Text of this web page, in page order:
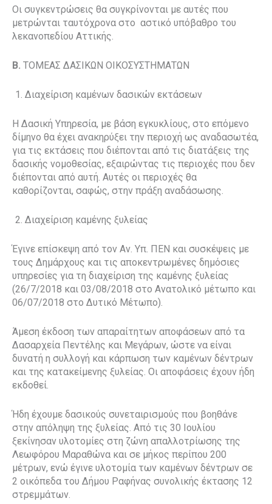
Οι συγκεντρώσεις θα συγκρίνονται με αυτές που
μετρώνται ταυτόχρονα στο αστικό υπόβαθρο του
λεκανοπεδίου Αττικής.
B. ΤΟΜΕΑΣ ΔΑΣΙΚΩΝ ΟΙΚΟΣΥΣΤΗΜΑΤΩΝ
Διαχείριση καμένων δασικών εκτάσεων
Η Δασική Υπηρεσία, με βάση εγκυκλίους, στο επόμενο
δίμηνο θα έχει ανακηρύξει την περιοχή ως αναδασωτέα,
για τις εκτάσεις που διέπονται από τις διατάξεις της
δασικής νομοθεσίας, εξαιρώντας τις περιοχές που δεν
διέπονται από αυτή. Αυτές οι περιοχές θα
καθορίζονται, σαφώς, στην πράξη αναδάσωσης.
Διαχείριση καμένης ξυλείας
Έγινε επίσκεψη από τον Αν. Υπ. ΠΕΝ και συσκέψεις με
τους Δημάρχους και τις αποκεντρωμένες δημόσιες
υπηρεσίες για τη διαχείριση της καμένης ξυλείας
(26/7/2018 και 03/08/2018 στο Ανατολικό μέτωπο και
06/07/2018 στο Δυτικό Μέτωπο).
Άμεση έκδοση των απαραίτητων αποφάσεων από τα
Δασαρχεία Πεντέλης και Μεγάρων, ώστε να είναι
δυνατή η συλλογή και κάρπωση των καμένων δέντρων
και της κατακείμενης ξυλείας. Οι αποφάσεις έχουν ήδη
εκδοθεί.
Ήδη έχουμε δασικούς συνεταιρισμούς που βοηθάνε
στην απόληψη της ξυλείας. Από τις 30 Ιουλίου
ξεκίνησαν υλοτομίες στη ζώνη απαλλοτρίωσης της
Λεωφόρου Μαραθώνα και σε μήκος περίπου 200
μέτρων, ενώ έγινε υλοτομία των καμένων δέντρων σε
2 οικόπεδα του Δήμου Ραφήνας συνολικής έκτασης 12
στρεμμάτων.